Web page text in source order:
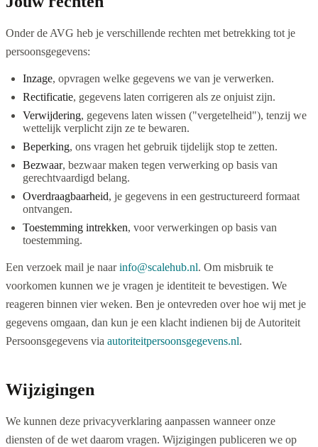
Onder de AVG heb je verschillende rechten met betrekking tot je
persoonsgegevens:
Inzage, opvragen welke gegevens we van je verwerken.
Rectificatie, gegevens laten corrigeren als ze onjuist zijn.
Verwijdering, gegevens laten wissen ("vergetelheid"), tenzij we
wettelijk verplicht zijn ze te bewaren.
Beperking, ons vragen het gebruik tijdelijk stop te zetten.
Bezwaar, bezwaar maken tegen verwerking op basis van
gerechtvaardigd belang.
Overdraagbaarheid, je gegevens in een gestructureerd formaat
ontvangen.
Toestemming intrekken, voor verwerkingen op basis van
toestemming.
Een verzoek mail je naarinfo@scalehub.nl. Om misbruik te
voorkomen kunnen we je vragen je identiteit te bevestigen. We
reageren binnen vier weken. Ben je ontevreden over hoe wij met je
gegevens omgaan, dan kun je een klacht indienen bij de Autoriteit
Persoonsgegevens via autoriteitpersoonsgegevens.nl.
Wijzigingen
We kunnen deze privacyverklaring aanpassen wanneer onze
diensten of de wet daarom vragen. Wijzigingen publiceren we op